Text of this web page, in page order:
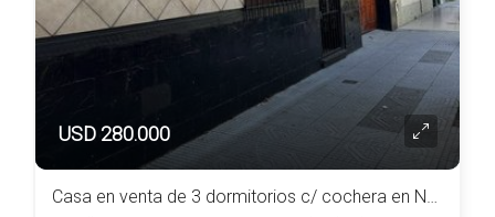
USD 280.000
Casa en venta de 3 dormitorios c/ cochera en Nueva Pompeya